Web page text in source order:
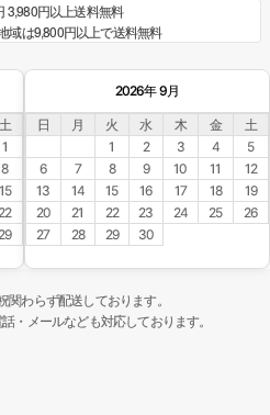
3,980円以上送料無料
域は9,800円以上で送料無料
土
1
8
15
2026年 9月
日 月 火 水 木 金
土
1
2 3 4
5
6
7 8 9 10 11
12
13
14 15 16 17 18
19
20
21 22 23 24 25
26
27
28 29 30
関わらず配送しております。
・メールなども対応しております。